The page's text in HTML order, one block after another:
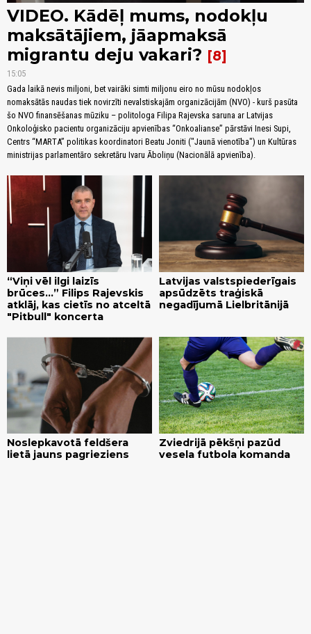
VIDEO. Kādēļ mums, nodokļu
maksātājiem, jāapmaksā
migrantu deju vakari?
8
15:05
Gada laikā nevis miljoni, bet vairāki simti miljonu eiro no mūsu nodokļos
nomaksātās naudas tiek novirzīti nevalstiskajām organizācijām (NVO) - kurš pasūta
šo NVO finansēšanas mūziku – politologa Filipa Rajevska saruna ar Latvijas
Onkoloģisko pacientu organizāciju apvienības “Onkoalianse” pārstāvi Inesi Supi,
Centrs “MARTA” politikas koordinatori Beatu Joniti ("Jaunā vienotība") un Kultūras
ministrijas parlamentāro sekretāru Ivaru Āboliņu (Nacionālā apvienība).
“Viņi vēl ilgi laizīs
brūces...” Filips Rajevskis
atklāj, kas cietīs no atceltā
"Pitbull" koncerta
Latvijas valstspiederīgais
apsūdzēts traģiskā
negadījumā Lielbritānijā
Noslepkavotā feldšera
lietā jauns pagrieziens
Zviedrijā pēkšņi pazūd
vesela futbola komanda